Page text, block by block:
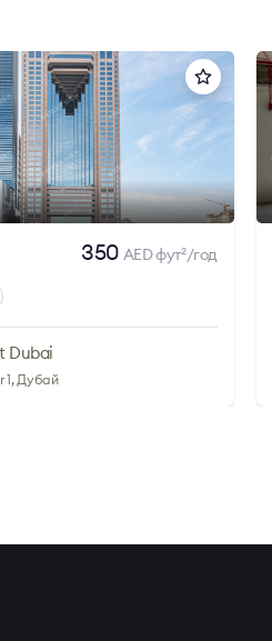
350 AED фут2/год
Dubai
1, Дубай